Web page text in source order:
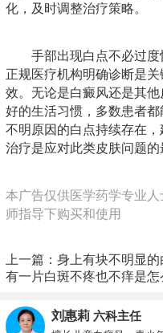
化，及时调整治疗策略。
手部出现白点不必过
正规医疗机构明确诊断是
效。无论是白癜风还是其
好的生活习惯，多数患者
不明原因的白点持续存在
治疗是应对此类皮肤问题的
本广告仅供医学药学专业
师指导下购买和使用
上一篇： 身上有块不明显
有一片白斑不疼也不痒是怎
刘惠莉 六科主任